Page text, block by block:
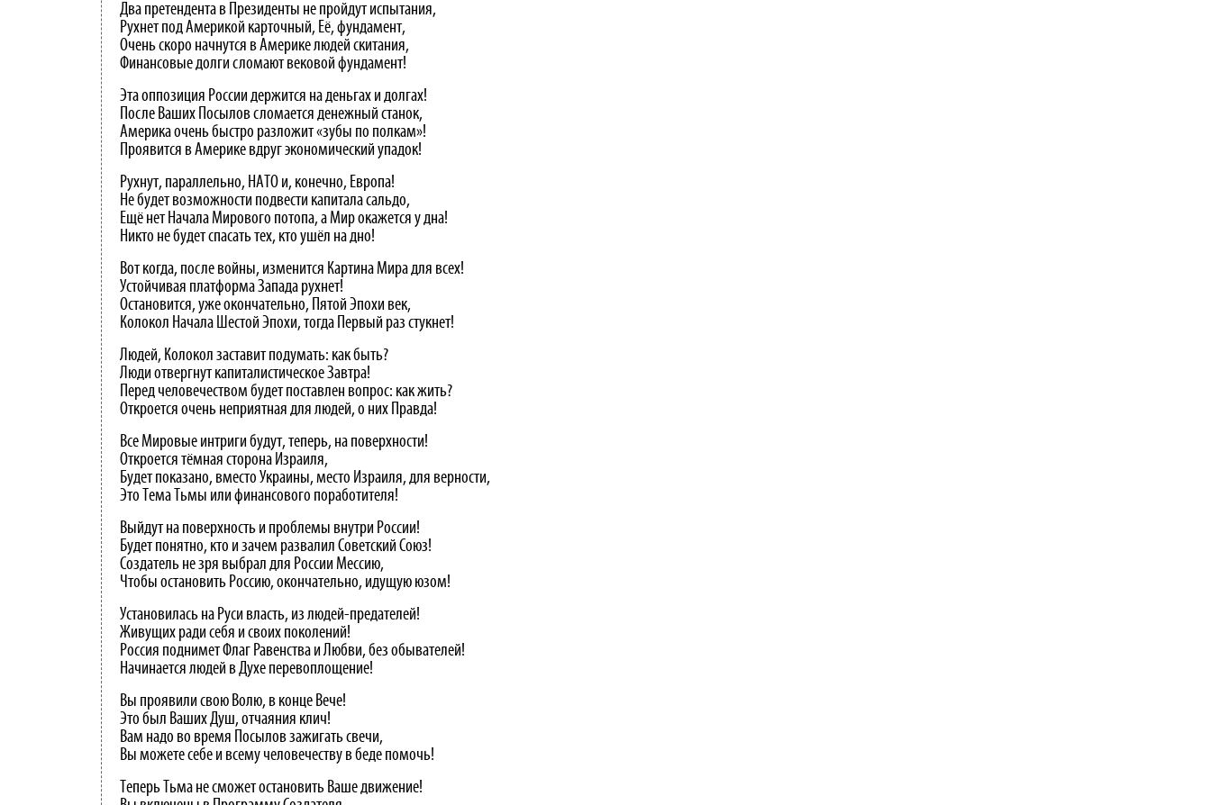
Два претендента в Президенты не пройдут испытания,
Рухнет под Америкой карточный, Её, фундамент,
Очень скоро начнутся в Америке людей скитания,
Финансовые долги сломают вековой фундамент!
Эта оппозиция России держится на деньгах и долгах!
После Ваших Посылов сломается денежный станок,
Америка очень быстро разложит «зубы по полкам»!
Проявится в Америке вдруг экономический упадок!
Рухнут, параллельно, НАТО и, конечно, Европа!
Не будет возможности подвести капитала сальдо,
Ещё нет Начала Мирового потопа, а Мир окажется у дна!
Никто не будет спасать тех, кто ушёл на дно!
Вот когда, после войны, изменится Картина Мира для всех!
Устойчивая платформа Запада рухнет!
Остановится, уже окончательно, Пятой Эпохи век,
Колокол Начала Шестой Эпохи, тогда Первый раз стукнет!
Людей, Колокол заставит подумать: как быть?
Люди отвергнут капиталистическое Завтра!
Перед человечеством будет поставлен вопрос: как жить?
Откроется очень неприятная для людей, о них Правда!
Все Мировые интриги будут, теперь, на поверхности!
Откроется тёмная сторона Израиля,
Будет показано, вместо Украины, место Израиля, для верности,
Это Тема Тьмы или финансового поработителя!
Выйдут на поверхность и проблемы внутри России!
Будет понятно, кто и зачем развалил Советский Союз!
Создатель не зря выбрал для России Мессию,
Чтобы остановить Россию, окончательно, идущую юзом!
Установилась на Руси власть, из людей-предателей!
Живущих ради себя и своих поколений!
Россия поднимет Флаг Равенства и Любви, без обывателей!
Начинается людей в Духе перевоплощение!
Вы проявили свою Волю, в конце Вече!
Это был Ваших Душ, отчаяния клич!
Вам надо во время Посылов зажигать свечи,
Вы можете себе и всему человечеству в беде помочь!
Теперь Тьма не сможет остановить Ваше движение!